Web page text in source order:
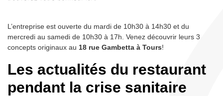
L’entreprise est ouverte du mardi de 10h30 à 14h30 et du
mercredi au samedi de 10h30 à 17h. Venez découvrir leurs 3
concepts originaux au 18 rue Gambetta à Tours!
Les actualités du restaurant
pendant la crise sanitaire